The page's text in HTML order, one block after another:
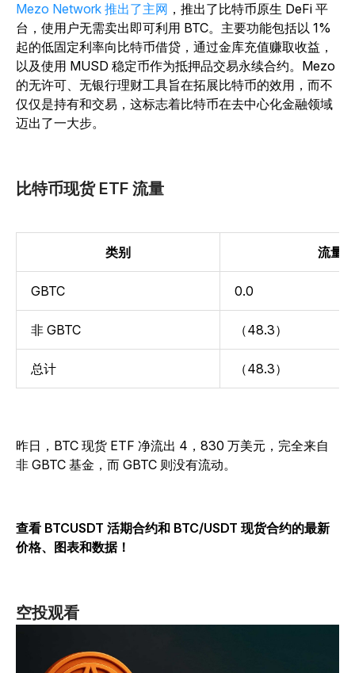
Mezo Network 推出了主网 ，推出了比特币原生 DeFi 平
台，使用户无需卖出即可利用 BTC。主要功能包括以 1%
起的低固定利率向比特币借贷，通过金库充值赚取收益，
以及使用 MUSD 稳定币作为抵押品交易永续合约。Mezo
的无许可、无银行理财工具旨在拓展比特币的效用，而不
仅仅是持有和交易，这标志着比特币在去中心化金融领域
迈出了一大步。
比特币现货 ETF 流量
类别 流量
GBTC 0.0
非 GBTC （48.3）
总计 （48.3）
昨日，BTC 现货 ETF 净流出 4，830 万美元，完全来自
非 GBTC 基金，而 GBTC 则没有流动。
查看 BTCUSDT 活期合约和 BTC/USDT 现货合约的最新
价格、图表和数据！
空投观看